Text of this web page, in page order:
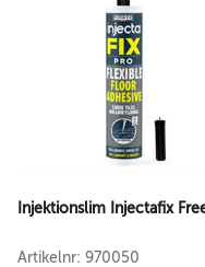
Injektionslim Injectafix
Artikelnr: 970050